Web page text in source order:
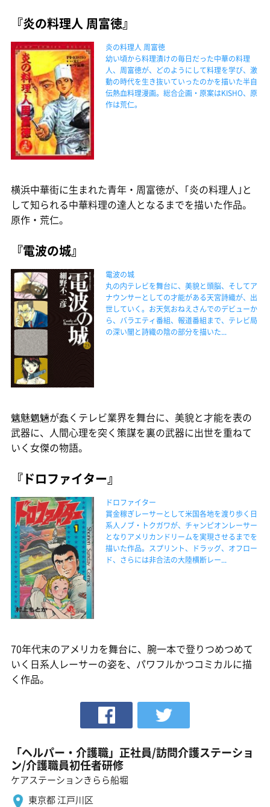
『炎の料理人 周富徳』
炎の料理人 周富徳
幼い頃から料理漬けの毎日だった中華の料理
人、周富徳が、どのようにして料理を学び、激
動の時代を生き抜いていったのかを描いた半自
伝熱血料理漫画。総合企画・原案はKISHO、原
作は荒仁。
横浜中華街に生まれた青年・周富徳が、｢炎の料理人｣と
して知られる中華料理の達人となるまでを描いた作品。
原作・荒仁。
『電波の城』
電波の城
丸の内テレビを舞台に、美貌と頭脳、そしてア
ナウンサーとしての才能がある天宮詩織が、出
世していく。お天気おねえさんでのデビューか
ら、バラエティ番組、報道番組まで、テレビ局
の深い闇と詩織の陰の部分を描いた...
魑魅魍魎が蠢くテレビ業界を舞台に、美貌と才能を表の
武器に、人間心理を突く策謀を裏の武器に出世を重ねて
いく女傑の物語。
『ドロファイター』
ドロファイター
賞金稼ぎレーサーとして米国各地を渡り歩く日
系人ノブ・トクガワが、チャンピオンレーサー
となりアメリカンドリームを実現させるまでを
描いた作品。スプリント、ドラッグ、オフロー
ド、さらには非合法の大陸横断レー...
70年代末のアメリカを舞台に、腕一本で登りつめつめて
いく日系人レーサーの姿を、パワフルかつコミカルに描
く作品。
「ヘルパー・介護職」正社員/訪問介護ステーショ
ン/介護職員初任者研修
ケアステーションきらら船堀
東京都 江戸川区